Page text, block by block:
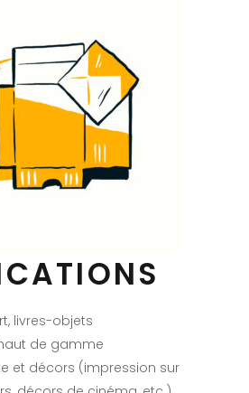
livres-objets
de gamme
et décors (impression sur